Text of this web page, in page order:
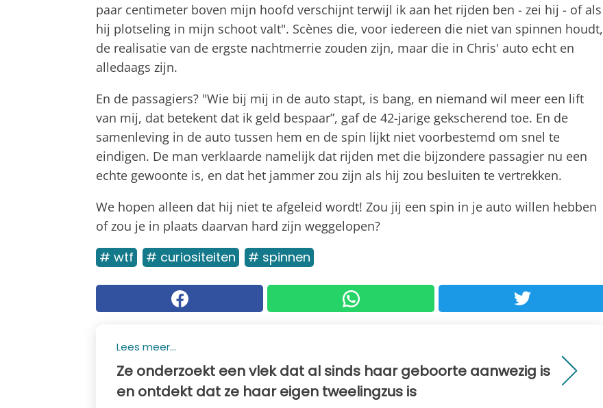
paar centimeter boven mijn hoofd verschijnt terwijl ik aan het rijden ben - zei hij - of als
hij plotseling in mijn schoot valt". Scènes die, voor iedereen die niet van spinnen houdt,
de realisatie van de ergste nachtmerrie zouden zijn, maar die in Chris' auto echt en
alledaags zijn.
En de passagiers? "Wie bij mij in de auto stapt, is bang, en niemand wil meer een lift
van mij, dat betekent dat ik geld bespaar”, gaf de 42-jarige gekscherend toe. En de
samenleving in de auto tussen hem en de spin lijkt niet voorbestemd om snel te
eindigen. De man verklaarde namelijk dat rijden met die bijzondere passagier nu een
echte gewoonte is, en dat het jammer zou zijn als hij zou besluiten te vertrekken.
We hopen alleen dat hij niet te afgeleid wordt! Zou jij een spin in je auto willen hebben
of zou je in plaats daarvan hard zijn weggelopen?
# wtf # curiositeiten # spinnen
Lees meer...
Ze onderzoekt een vlek dat al sinds haar geboorte aanwezig is
en ontdekt dat ze haar eigen tweelingzus is